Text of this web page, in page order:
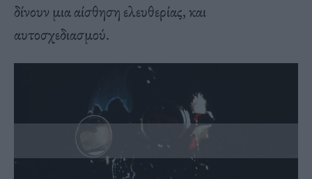
δίνουν μια αίσθηση ελευθερίας, και
αυτοσχεδιασμού.